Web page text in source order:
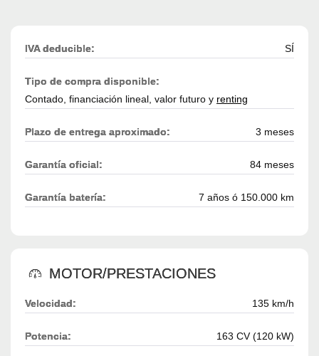
IVA deducible: SÍ
Tipo de compra disponible:
Contado, financiación lineal, valor futuro y renting
Plazo de entrega aproximado: 3 meses
Garantía oficial: 84 meses
Garantía batería: 7 años ó 150.000 km
MOTOR/PRESTACIONES
Velocidad: 135 km/h
Potencia: 163 CV (120 kW)